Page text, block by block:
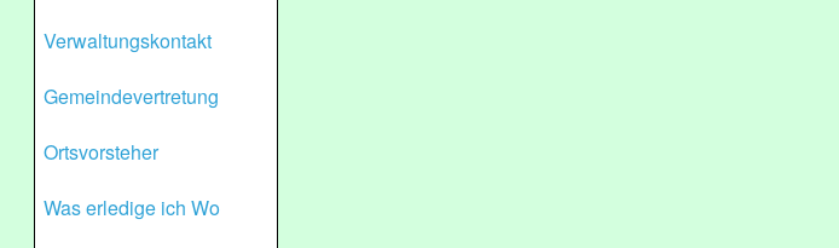
Verwaltungskontakt
Gemeindevertretung
Ortsvorsteher
Was erledige ich Wo